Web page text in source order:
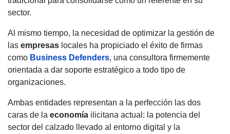
sector.
Al mismo tiempo, la necesidad de optimizar la gestión de
las empresas locales ha propiciado el éxito de firmas
como Business Defenders, una consultora firmemente
orientada a dar soporte estratégico a todo tipo de
organizaciones.
Ambas entidades representan a la perfección las dos
caras de la economía ilicitana actual: la potencia del
sector del calzado llevado al entorno digital y la